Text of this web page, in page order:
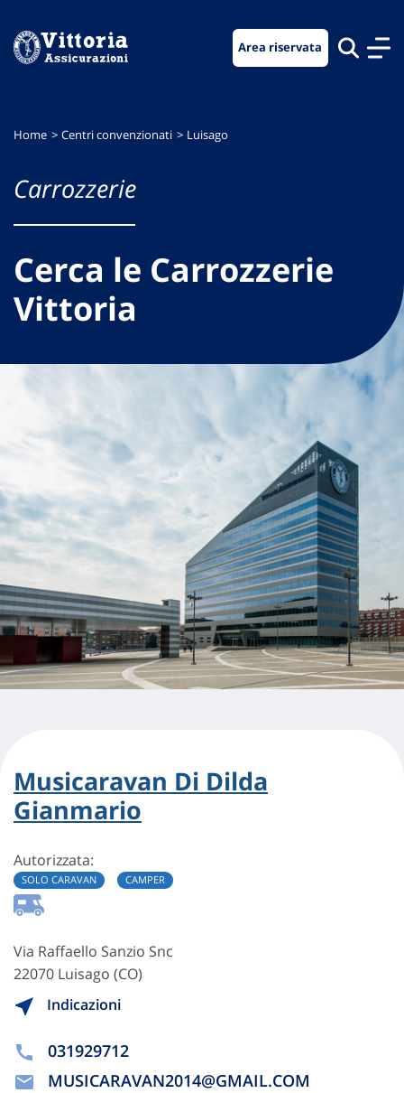
menu
contenuto
footer
Area riservata
Home Centri convenzionati Luisago
Carrozzerie
Cerca le Carrozzerie
Vittoria
Musicaravan Di Dilda
Gianmario
Autorizzata:
SOLO CARAVAN CAMPER
Via Raffaello Sanzio Snc
22070 Luisago (CO)
Indicazioni
031929712
MUSICARAVAN2014@GMAIL.COM